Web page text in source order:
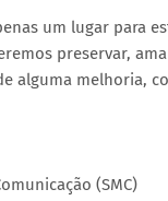
um lugar para
preservar,
alguma melhoria,
(SMC)